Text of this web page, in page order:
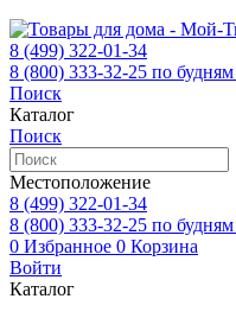
8 (499) 322-01-34
8 (800) 333-32-25 по
Поиск
Каталог
Поиск
Местоположение
8 (499) 322-01-34
8 (800) 333-32-25 по
0 Избранное 0 Корзина
Войти
Каталог